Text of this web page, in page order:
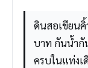
ดินสอเขียนคิ้
บาท กันน้ำกั
ครบในแท่ง